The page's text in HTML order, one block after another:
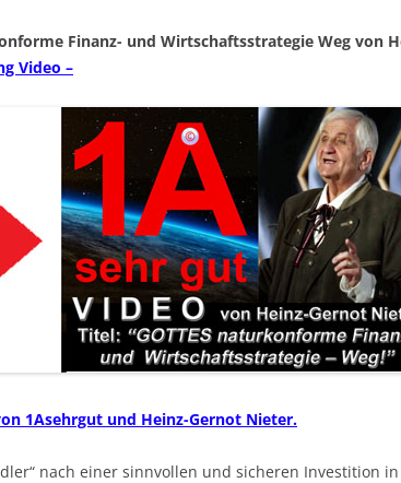
Finanz- und Wirtschaftsstrategie Weg von
Video –
1Asehrgut und Heinz-Gernot Nieter.
nach einer sinnvollen und sicheren Investition in